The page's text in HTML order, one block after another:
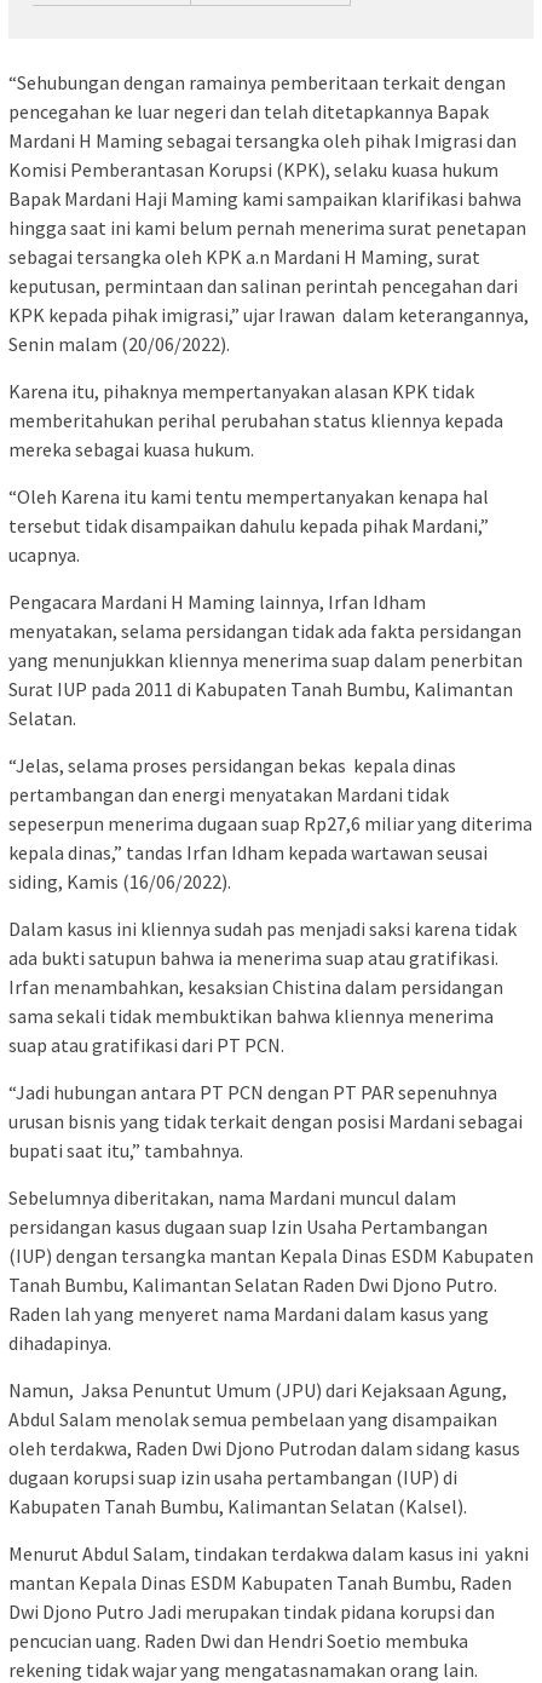
“Sehubungan dengan ramainya pemberitaan terkait dengan
pencegahan ke luar negeri dan telah ditetapkannya Bapak
Mardani H Maming sebagai tersangka oleh pihak Imigrasi dan
Komisi Pemberantasan Korupsi (KPK), selaku kuasa hukum
Bapak Mardani Haji Maming kami sampaikan klarifikasi bahwa
hingga saat ini kami belum pernah menerima surat penetapan
sebagai tersangka oleh KPK a.n Mardani H Maming, surat
keputusan, permintaan dan salinan perintah pencegahan dari
KPK kepada pihak imigrasi,” ujar Irawan dalam keterangannya,
Senin malam (20/06/2022).
Karena itu, pihaknya mempertanyakan alasan KPK tidak
memberitahukan perihal perubahan status kliennya kepada
mereka sebagai kuasa hukum.
“Oleh Karena itu kami tentu mempertanyakan kenapa hal
tersebut tidak disampaikan dahulu kepada pihak Mardani,”
ucapnya.
Pengacara Mardani H Maming lainnya, Irfan Idham
menyatakan, selama persidangan tidak ada fakta persidangan
yang menunjukkan kliennya menerima suap dalam penerbitan
Surat IUP pada 2011 di Kabupaten Tanah Bumbu, Kalimantan
Selatan.
“Jelas, selama proses persidangan bekas kepala dinas
pertambangan dan energi menyatakan Mardani tidak
sepeserpun menerima dugaan suap Rp27,6 miliar yang diterima
kepala dinas,” tandas Irfan Idham kepada wartawan seusai
siding, Kamis (16/06/2022).
Dalam kasus ini kliennya sudah pas menjadi saksi karena tidak
ada bukti satupun bahwa ia menerima suap atau gratifikasi.
Irfan menambahkan, kesaksian Chistina dalam persidangan
sama sekali tidak membuktikan bahwa kliennya menerima
suap atau gratifikasi dari PT PCN.
“Jadi hubungan antara PT PCN dengan PT PAR sepenuhnya
urusan bisnis yang tidak terkait dengan posisi Mardani sebagai
bupati saat itu,” tambahnya.
Sebelumnya diberitakan, nama Mardani muncul dalam
persidangan kasus dugaan suap Izin Usaha Pertambangan
(IUP) dengan tersangka mantan Kepala Dinas ESDM Kabupaten
Tanah Bumbu, Kalimantan Selatan Raden Dwi Djono Putro.
Raden lah yang menyeret nama Mardani dalam kasus yang
dihadapinya.
Namun, Jaksa Penuntut Umum (JPU) dari Kejaksaan Agung,
Abdul Salam menolak semua pembelaan yang disampaikan
oleh terdakwa, Raden Dwi Djono Putrodan dalam sidang kasus
dugaan korupsi suap izin usaha pertambangan (IUP) di
Kabupaten Tanah Bumbu, Kalimantan Selatan (Kalsel).
Menurut Abdul Salam, tindakan terdakwa dalam kasus ini yakni
mantan Kepala Dinas ESDM Kabupaten Tanah Bumbu, Raden
Dwi Djono Putro Jadi merupakan tindak pidana korupsi dan
pencucian uang. Raden Dwi dan Hendri Soetio membuka
rekening tidak wajar yang mengatasnamakan orang lain.